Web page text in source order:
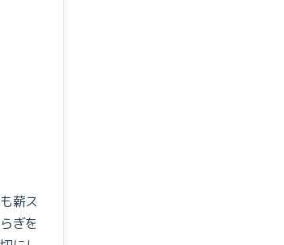
薪ス
ぎを